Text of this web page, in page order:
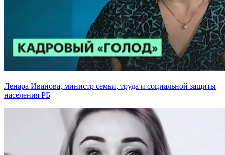
Ленара Иванова, министр семьи, труда и социальной защиты
населения РБ